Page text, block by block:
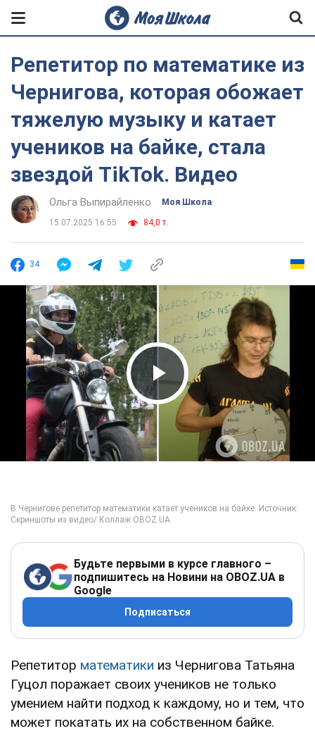
Репетитор по математике из
Чернигова, которая обожает
тяжелую музыку и катает
учеников на байке, стала
звездой TikTok. Видео
Ольга Выпирайленко Моя Школа
15.07.2025 16:55 84,0 т.
34
Play Video
Будьте первыми в курсе главного –
подпишитесь на Новини на OBOZ.UA в
Google
Подписаться
Репетитор математики из Чернигова Татьяна
Гуцол поражает своих учеников не только
умением найти подход к каждому, но и тем, что
может покатать их на собственном байке.